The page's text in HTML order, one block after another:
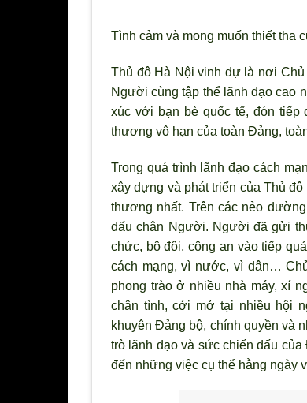
Tình cảm và mong muốn thiết tha
Thủ đô Hà Nội vinh dự là nơi Chủ
Người cùng tập thể l ãnh đạo cao
xúc với bạn bè quốc tế, đón
thương vô hạn của toàn Đảng,
Trong quá trình lãnh đạo cách
xây dựng và phát triển của Thủ
thương nhất. Trên các nẻo
dấu chân Người. Người đã gửi th
chức, bộ đội, công an vào tiếp
cách mạng, vì nước, vì dân…
phong trào ở nhiều nhà máy, xí
chân tình, cởi mở tại nhiều hội
khuyên Đảng bộ, chính quyền và
trò lãnh đạo và sức chiến đấu
đến những việc cụ thể hằng ngày